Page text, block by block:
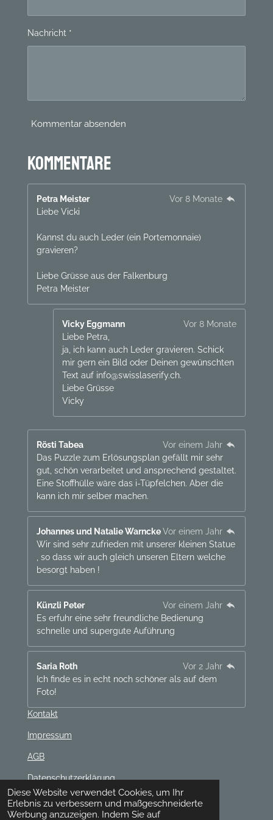
Diese Website verwendet Cookies, um Ihr
Erlebnis zu verbessern und maßgeschneiderte
Werbung anzuzeigen. Indem Sie auf
5
S
n
Nachricht *
Kommentar absenden
Kommentare
Petra Meister
Vor 8 Monate
Liebe Vicki
Kannst du auch Leder (ein Portemonnaie)
gravieren?
Liebe Grüsse aus der Falkenburg
Petra Meister
Vicky Eggmann
Vor 8 Monate
Liebe Petra,
ja, ich kann auch Leder gravieren. Schick
mir gern ein Bild oder Deinen gewünschten
Text auf info@swisslaserify.ch.
Liebe Grüsse
Vicky
Rösti Tabea
Vor einem Jahr
Das Puzzle zum Erlösungsplan gefällt mir sehr
gut, schön verarbeitet und ansprechend gestaltet.
Eine Stoffhülle wäre das i-Tüpfelchen. Aber die
kann ich mir selber machen.
Johannes und Natalie Warncke Vor einem Jahr
Wir sind sehr zufrieden mit unserer kleinen Statue
, so dass wir auch gleich unseren Eltern welche
besorgt haben !
Künzli Peter
Vor einem Jahr
Es erfuhr eine sehr freundliche Bedienung
schnelle und supergute Auführung
Saria Roth
Vor 2 Jahr
Ich finde es in echt noch schöner als auf dem
Foto!
Kontakt
Impressum
AGB
Datenschutzerklärung
Widerrufsrecht